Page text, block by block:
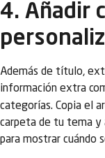
4. Añadir
Además de título,
información extra
categorías. Copia el
carpeta de tu tema y
para mostrar cuándo